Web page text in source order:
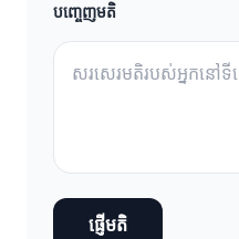
បញ្ចេញមតិ
ផ្ញើមតិ